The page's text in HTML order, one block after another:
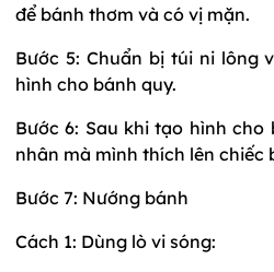
để bánh thơm và có vị mặn.
Bước 5: Chuẩn bị túi ni lông
hình cho bánh quy.
Bước 6: Sau khi tạo hình
nhân mà mình thích lên chiếc
Bước 7: Nướng bánh
Cách 1: Dùng lò vi sóng: